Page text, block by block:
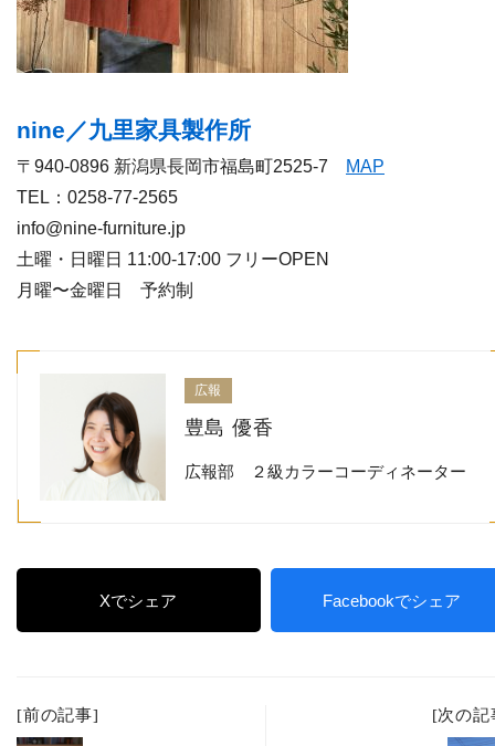
nine／九里家具製作所
〒940-0896 新潟県長岡市福島町2525-7
MAP
TEL：0258-77-2565
info@nine-furniture.jp
土曜・日曜日 11:00-17:00 フリーOPEN
月曜〜金曜日 予約制
広報
豊島 優香
広報部 ２級カラーコーディネーター
Xでシェア Facebookでシェア
[前の記事] [次の記